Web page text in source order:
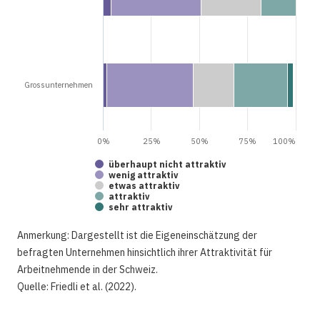
überhaupt nicht attraktiv
wenig attraktiv
etwas attraktiv
attraktiv
sehr attraktiv
Grossunternehmen
0% 100%
25% 50% 75%
Anmerkung: Dargestellt ist die Eigeneinschätzung der
befragten Unternehmen hinsichtlich ihrer Attraktivität für
Arbeitnehmende in der Schweiz.
Quelle: Friedli et al. (2022).